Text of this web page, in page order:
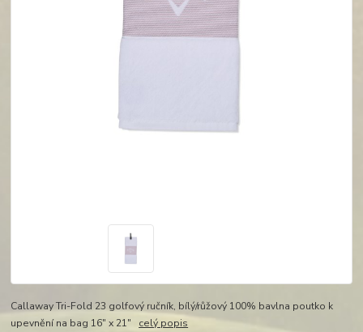
Callaway Tri-Fold 23 golfový ručník, bílý/růžový 100% bavlna poutko k
upevnění na bag 16" x 21" celý popis